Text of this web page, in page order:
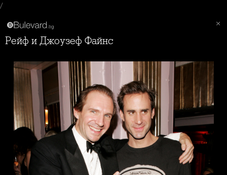
/
Рейф и Джоузеф Файнс